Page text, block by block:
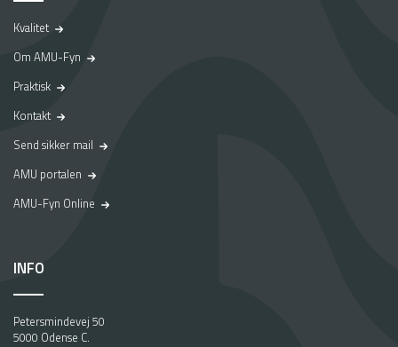
Kvalitet
Om AMU-Fyn
Praktisk
Kontakt
Send sikker mail
AMU portalen
AMU-Fyn Online
INFO
Petersmindevej 50
5000 Odense C.